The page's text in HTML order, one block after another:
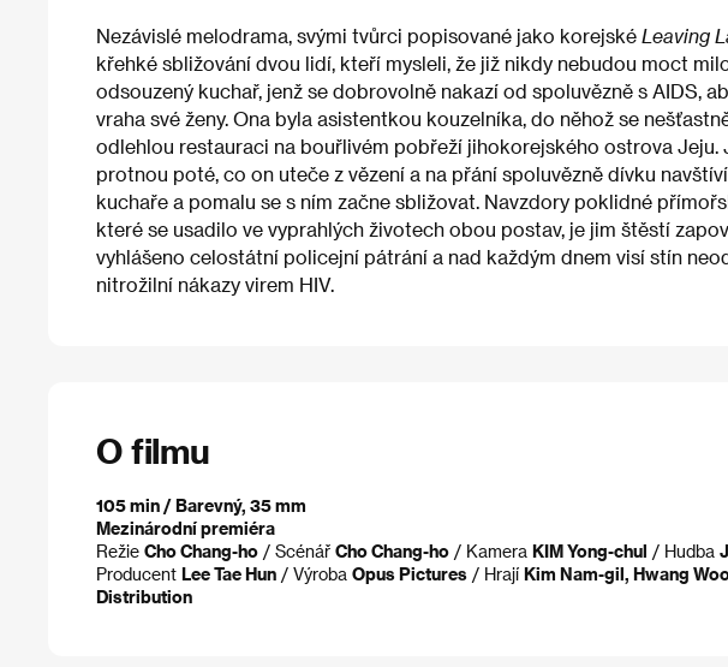
Nezávislé melodrama, svými tvůrci popisované jako korejské Leaving
křehké sbližování dvou lidí, kteří mysleli, že již nikdy nebudou moct
odsouzený kuchař, jenž se dobrovolně nakazí od spoluvězně s AIDS,
vraha své ženy. Ona byla asistentkou kouzelníka, do něhož se
odlehlou restauraci na bouřlivém pobřeží jihokorejského ostrova Jeju.
protnou poté, co on uteče z vězení a na přání spoluvězně dívku
kuchaře a pomalu se s ním začne sbližovat. Navzdory poklidné
které se usadilo ve vyprahlých životech obou postav, je jim štěstí
vyhlášeno celostátní policejní pátrání a nad každým dnem visí stín
nitrožilní nákazy virem HIV.
O filmu
105 min / Barevný, 35 mm
Mezinárodní premiéra
Režie Cho Chang-ho / Scénář Cho Chang-ho / Kamera KIM Yong-chul / Hudba
Producent Lee Tae Hun / Výroba Opus Pictures / Hrají Kim Nam-gil, Hwang
Distribution